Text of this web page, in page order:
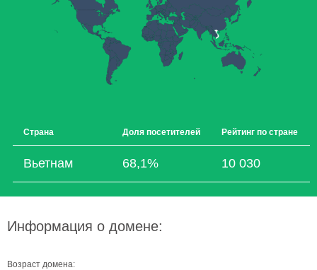
Страна Доля посетителей Рейтинг по стране
Вьетнам 68,1% 10 030
Информация о домене:
Возраст домена: